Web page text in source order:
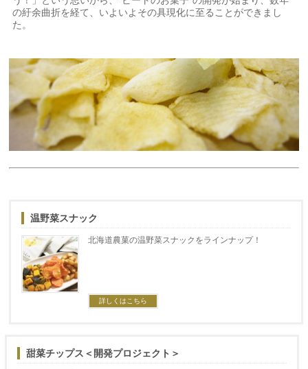
の紆余曲折を経て、いよいよその具現化に至ることができまし
た。
温野菜スナック
北海道農菓の温野菜スナックをラインナップ！
詳しくはこちら
甜菜チップス＜開発プロジェクト＞